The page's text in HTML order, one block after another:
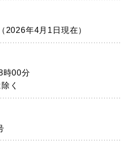
年4月1日現在）
時00分
く